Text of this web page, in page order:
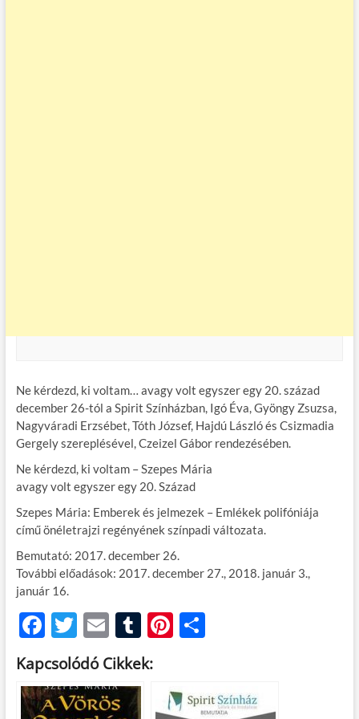
Ne kérdezd, ki voltam… avagy volt egyszer egy 20. század
december 26-tól a Spirit Színházban, Igó Éva, Gyöngy Zsuzsa,
Nagyváradi Erzsébet, Tóth József, Hajdú László és Csizmadia
Gergely szereplésével, Czeizel Gábor rendezésében.
Ne kérdezd, ki voltam – Szepes Mária
avagy volt egyszer egy 20. Század
Szepes Mária: Emberek és jelmezek – Emlékek polifóniája
című önéletrajzi regényének színpadi változata.
Bemutató: 2017. december 26.
További előadások: 2017. december 27., 2018. január 3.,
január 16.
F
ac
e
b
T
w
itt
er
E
m
ail
T
u
m
Pi
es
O
m
Kapcsolódó Cikkek: